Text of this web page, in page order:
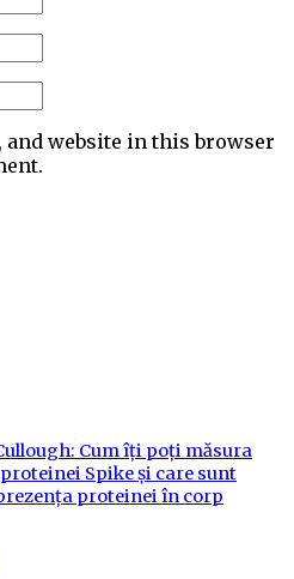
and website in this browser
Cum îți poți măsura
Spike și care sunt
proteinei în corp